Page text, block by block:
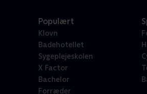
Populært
Klovn
Badehotellet
Sygeplejeskolen
X Factor
Bachelor
Forræder